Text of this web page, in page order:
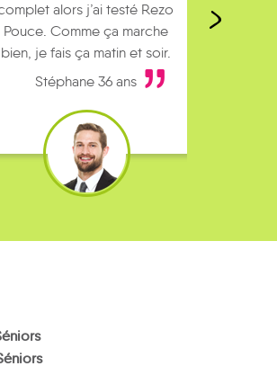
alors j’ai testé Rezo
Pouce. Comme ça marche
bien, je fais ça matin et soir.
Stéphane 36 ans